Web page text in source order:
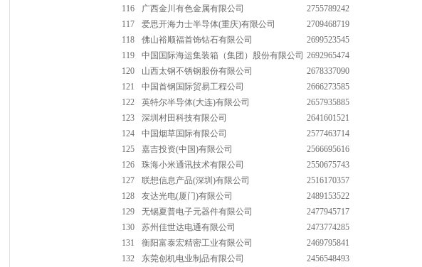
116
广西金川有色金属有限公司
2755789242
117
爱思开海力士半导体(重庆)有限公司
2709468719
118
佛山裕顺福首饰钻石有限公司
2699523545
119
中国国际海运集装箱（集团）股份有限公司 2692965474
120
山西太钢不锈钢股份有限公司
2678337090
121
中国首钢国际贸易工程公司
2666273585
122
英特尔半导体(大连)有限公司
2657935885
123
深圳村田科技有限公司
2641601521
124
中国烟草国际有限公司
2577463714
125
嘉吉投资(中国)有限公司
2566695616
126
珠海小米通讯技术有限公司
2550675743
127
联想信息产品(深圳)有限公司
2516170357
128
友达光电(厦门)有限公司
2489153522
129
无锡夏普电子元器件有限公司
2477945717
130
苏州佳世达电通有限公司
2473774285
131
衡阳富泰宏精密工业有限公司
2469795841
132
东莞创机电业制品有限公司
2456548493